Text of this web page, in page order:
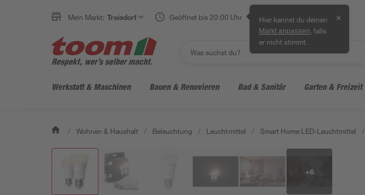
Mein Markt: Troisdorf Geöffnet bis 20:00 Uhr Hier kannst du deinen
Markt anpassen , falls
er nicht stimmt.
✕
Werkstatt & Maschinen Bauen & Renovieren Bad & Sanitär Garten & Freizeit
/ Wohnen & Haushalt / Beleuchtung / Leuchtmittel / Smart Home LED-Leuchtmittel /
+6